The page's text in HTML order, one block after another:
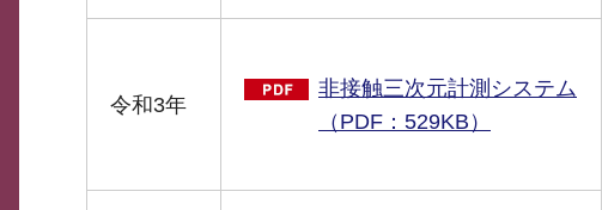
令和3年
非接触三次元計測システム
（PDF：529KB）